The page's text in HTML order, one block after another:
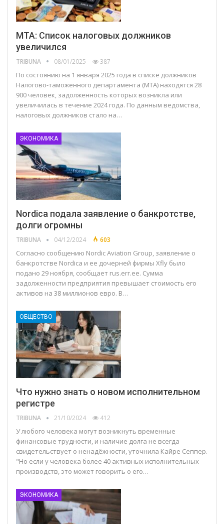
MTA: Список налоговых должников
увеличился
TRIBUNA 08/01/2025 387
По состоянию на 1 января 2025 года в списке должников
Налогово-таможенного департамента (МТА) находятся 28
900 человек, задолженность которых возникла или
увеличилась в течение 2024 года. По данным ведомства,
налоговых должников стало на…
ЭКОНОМИКА
Nordica подала заявление о банкротстве,
долги огромны
TRIBUNA 04/12/2024 603
Согласно сообщению Nordic Aviation Group, заявление о
банкротстве Nordica и ее дочерней фирмы Xfly было
подано 29 ноября, сообщает rus.err.ee. Сумма
задолженности предприятия превышает стоимость его
активов на 38 миллионов евро. В…
ОБЩЕСТВО
Что нужно знать о новом исполнительном
регистре
TRIBUNA 21/10/2024 412
У любого человека могут возникнуть временные
финансовые трудности, и наличие долга не всегда
свидетельствует о ненадёжности, уточнила Кайре Сеппер.
"Но если у человека более 40 активных исполнительных
производств, это может говорить о его…
ЭКОНОМИКА